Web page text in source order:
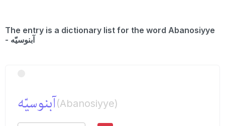
The entry is a dictionary list for the word Abanosiyye
آبنوسیّه‌(Abanosiyye)